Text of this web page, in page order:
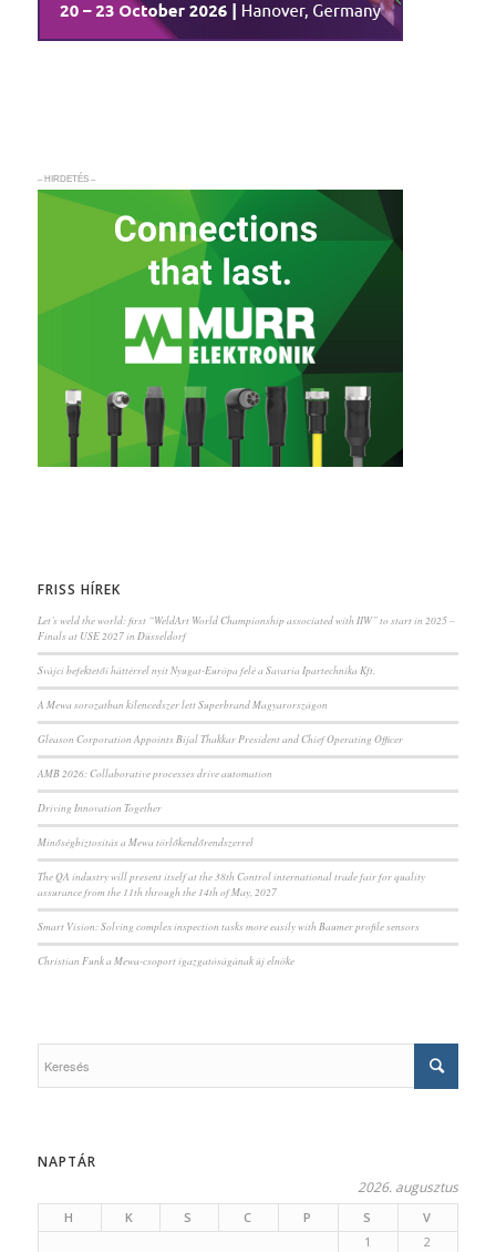
– HIRDETÉS –
FRISS HÍREK
Let’s weld the world: first “WeldArt World Championship associated with IIW” to start in 2025 –
Finals at USE 2027 in Düsseldorf
Svájci befektetői háttérrel nyit Nyugat-Európa felé a Savaria Ipartechnika Kft.
A Mewa sorozatban kilencedszer lett Superbrand Magyarországon
Gleason Corporation Appoints Bijal Thakkar President and Chief Operating Officer
AMB 2026: Collaborative processes drive automation
Driving Innovation Together
Minőségbiztosítás a Mewa törlőkendőrendszerrel
The QA industry will present itself at the 38th Control international trade fair for quality
assurance from the 11th through the 14th of May, 2027
Smart Vision: Solving complex inspection tasks more easily with Baumer profile sensors
Christian Funk a Mewa-csoport igazgatóságának új elnöke
NAPTÁR
2026. augusztus
H K S C P S
V
1
2